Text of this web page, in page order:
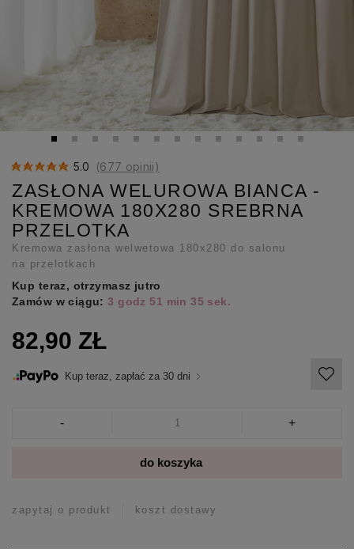
5.0 (677 opinii)
ZASŁONA WELUROWA BIANCA -
KREMOWA 180X280 SREBRNA
PRZELOTKA
Kremowa zasłona welwetowa 180x280 do salonu
na przelotkach
Kup teraz, otrzymasz jutro
Zamów w ciągu: 3 godz 51 min 35 sek.
82,90 ZŁ
Kup teraz, zapłać za 30 dni
- +
do koszyka
zapytaj o produkt koszt dostawy